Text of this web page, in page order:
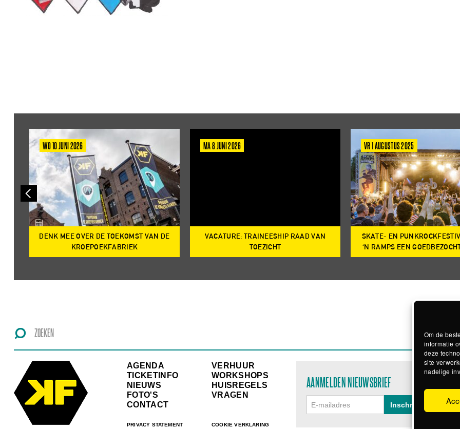
Om de
informatie
deze
site
nadelige
WO 10 JUNI 2026
DENK MEE OVER DE TOEKOMST VAN DE
KROEPOEKFABRIEK
MA 8 JUNI 2026
VACATURE: TRAINEESHIP RAAD VAN
TOEZICHT
VR 1 AUGUSTUS 2025
SKATE- EN
‘N RAMPS EEN
AGENDA
TICKETINFO
NIEUWS
FOTO'S
CONTACT
PRIVACY STATEMENT
VERHUUR
WORKSHOPS
HUISREGELS
VRAGEN
COOKIE VERKLARING
AANMELDEN NIEUWSBRIEF